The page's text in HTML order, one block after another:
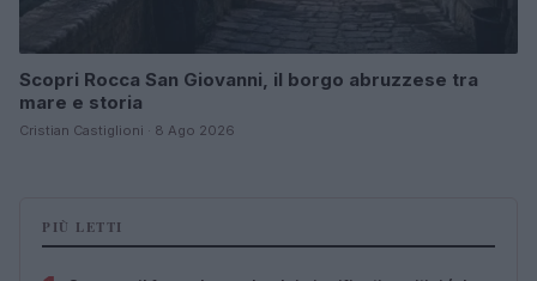
Scopri Rocca San Giovanni, il borgo abruzzese tra
mare e storia
Cristian Castiglioni · 8 Ago 2026
PIÙ LETTI